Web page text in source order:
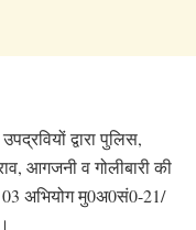
द्वारा पुलिस,
आगजनी व गोलीबारी की
अभियोग मु0अ0सं0-21/